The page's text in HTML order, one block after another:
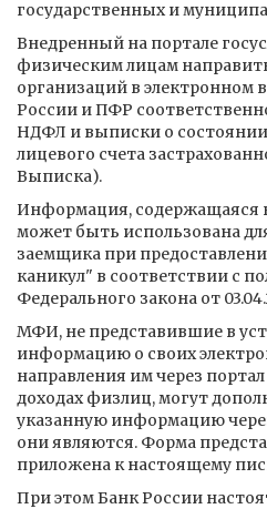
государственных и
Внедренный на портале
физическим лицам
организаций в электронном
России и ПФР
НДФЛ и выписки о
лицевого счета
Выписка).
Информация, содержащаяся
может быть использована
заемщика при
каникул" в соответствии с
Федерального закона от
МФИ, не представившие в
информацию о своих
направления им через
доходах физлиц, могут
указанную информацию
они являются. Форма
приложена к настоящему
При этом Банк России